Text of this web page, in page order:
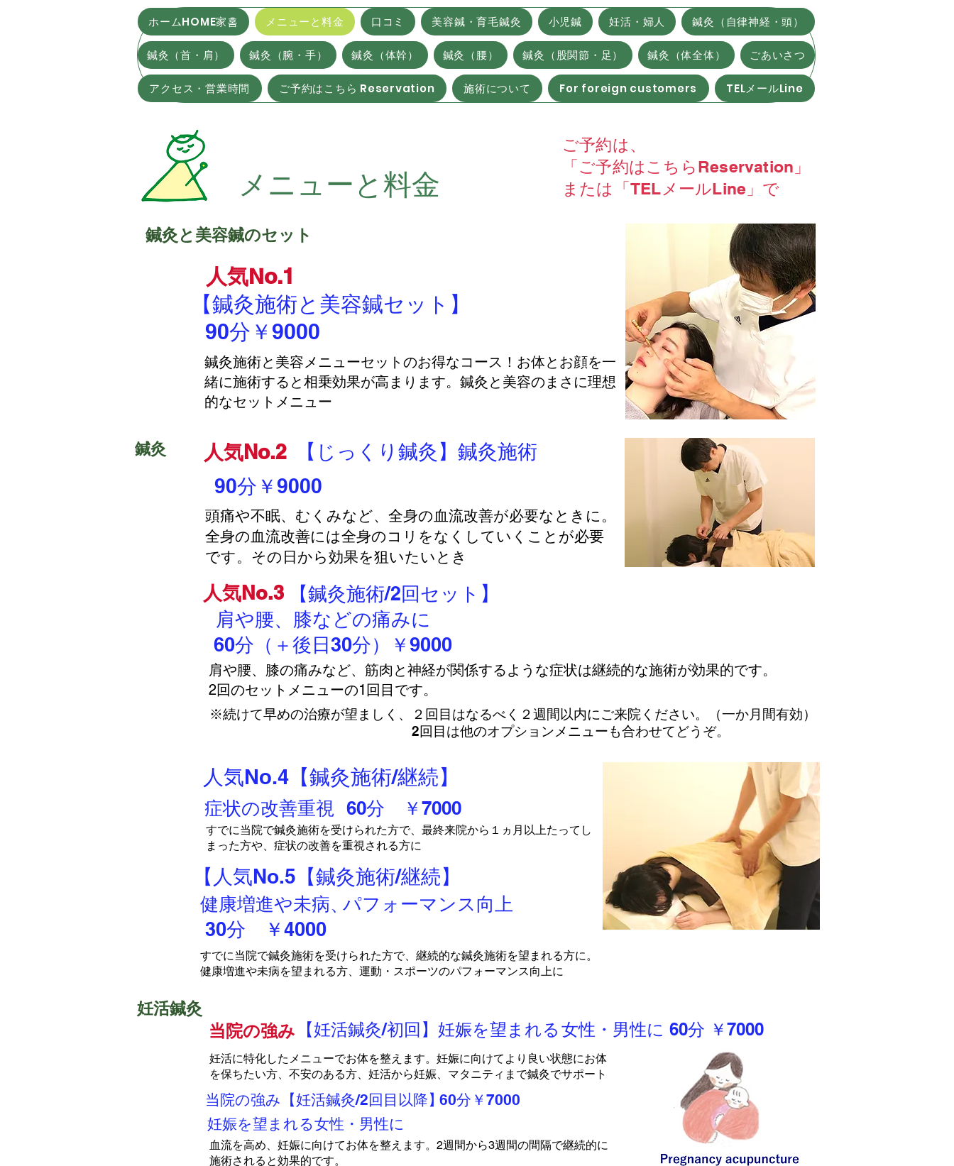
ホームHOME家홈 メニューと料金 口コミ 美容鍼・育毛鍼灸 小児鍼 妊活・婦人 鍼灸（自律神経・頭）
鍼灸（首・肩） 鍼灸（腕・手） 鍼灸（体幹） 鍼灸（腰） 鍼灸（股関節・足） 鍼灸（体全体） ごあいさつ
アクセス・営業時間 ご予約はこちら Reservation 施術について For foreign customers TELメールLine
メニューと料金
ご予約は、
「ご予約はこちらReservation」
​または「TELメールLine」で
鍼灸と美容鍼のセット
人気No.1
鍼灸施術と美容メニューセットのお得なコース！お体とお顔を一
緒に施術すると相乗効果が高まります。鍼灸と美容のまさに理想
的なセットメニュー
【鍼灸施術と美容鍼セット】
90分￥9000
鍼灸 人気No.2
頭痛や不眠、むくみなど、全身の血流改善が必要なときに。
全身の血流改善には全身のコリをなくしていくことが必要
です。その日から効果を狙いたいとき
【じっくり鍼灸】鍼灸施術
90分￥9000​
人気No.3 【鍼灸施術/2回セット 】
肩や腰、膝などの痛みに
60分（＋後日30分）￥9000
肩や腰、膝の痛みなど、筋肉と神経が関係するような症状は継続的な施術が効果的です。
2回のセットメニューの1回目です。
※続けて早めの治療が望ましく、２回目はなるべく２週間以内にご来院ください。（一か月間有効）​
2回目は他のオプションメニューも合わせてどうぞ。
人気No.4【鍼灸施術/継続】
すでに当院で鍼灸施術を受けられた方で、最終来院から１ヵ月以上たってし
まった方や、症状の改善を重視される方に
【人気No.5【鍼灸施術/継続】
症状の改善重視
健康増進や未病、
30分 ￥4000
60分 ￥7000
パフォーマンス向上
すでに当院で鍼灸施術を受けられた方で、継続的な鍼灸施術を望まれる方に。
健康増進や未病を望まれる方、運動・スポーツのパフォーマンス向上に
​妊活鍼灸
当院の強み 【妊活鍼灸/初回】妊娠を望まれる 女性・男性に 60分 ￥7000
妊活に特化したメニューでお体を整えます。妊娠に向けてより良い状態にお体
を保ちたい方、不安のある方、妊活から妊娠、マタニティまで鍼灸でサポート
当院の強み【妊活鍼灸/2回目以降】60分￥7000
血流を高め、妊娠に向けてお体を整えます。2週間から3週間の間隔で継続的に
施術されると効果的です。
妊娠を望まれる女性・男性に